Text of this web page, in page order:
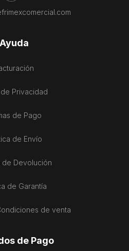
Ayuda
Privacidad
de Pago
de Envío
de Devolución
de Garantía
de venta
de Pago